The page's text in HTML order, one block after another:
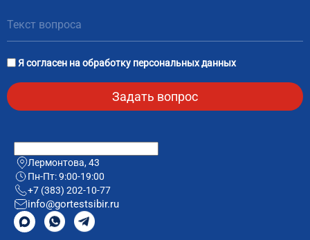
Я согласен наобработку персональных данных
Лермонтова, 43
Пн-Пт: 9:00-19:00
+7 (383) 202-10-77
info@gortestsibir.ru